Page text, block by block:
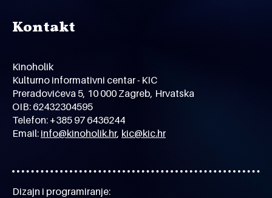
Kontakt
Kinoholik
Kulturno informativni centar - KIC
Preradovićeva 5, 10 000 Zagreb, Hrvatska
OIB: 62432304595
Telefon: +385 97 6436244
Email: info@kinoholik.hr, kic@kic.hr
Dizajn i programiranje: